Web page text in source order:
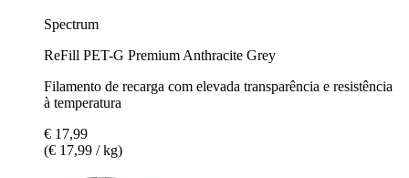
Spectrum
ReFill PET-G Premium Anthracite Grey
Filamento de recarga com elevada transparência e resistência
à temperatura
€ 17,99
(€ 17,99 / kg)